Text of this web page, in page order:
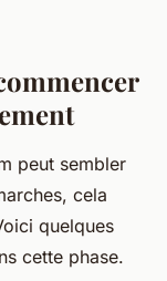
peut sembler
cela
quelques
cette phase.